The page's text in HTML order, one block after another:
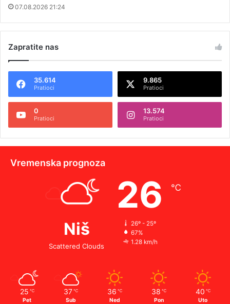
07.08.2026 21:24
Zapratite nas
35.614
Pratioci
9.865
Pratioci
0
Pratioci
13.574
Pratioci
Vremenska prognoza
Niš
Scattered Clouds
26 ℃
26º - 25º
67%
1.28 km/h
25 ℃
Pet
37 ℃
Sub
36 ℃
Ned
38 ℃
Pon
40 ℃
Uto